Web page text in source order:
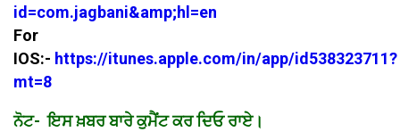
id=com.jagbani&amp;hl=en
For
IOS:- https://itunes.apple.com/in/app/id538323711?
mt=8
ਨੋਟ- ਇਸ ਖ਼ਬਰ ਬਾਰੇ ਕੁਮੈਂਟ ਕਰ ਦਿਓ ਰਾਏ।